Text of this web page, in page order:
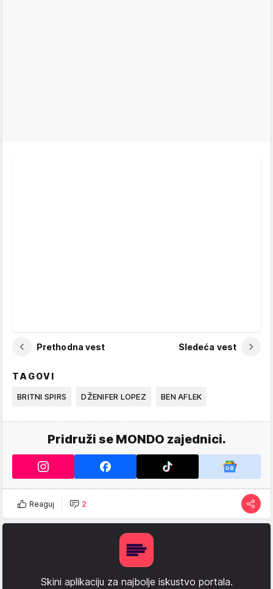
Prethodna vest Sledeća vest
TAGOVI
BRITNI SPIRS DŽENIFER LOPEZ BEN AFLEK
Pridruži se MONDO zajednici.
Reaguj 2
Skini aplikaciju za najbolje iskustvo portala.